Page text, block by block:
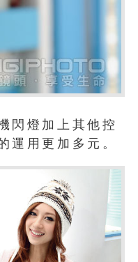
閃燈加上其他控
運用更加多元。